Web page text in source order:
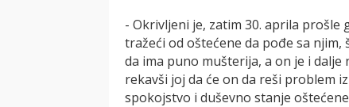
- Okrivljeni je, zatim 30. aprila prošle
tražeći od oštećene da pođe sa
da ima puno mušterija, a on je i
rekavši joj da će on da reši problem
spokojstvo i duševno stanje